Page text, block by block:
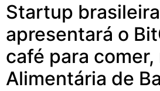
Startup brasileira
apresentará o
café para comer,
Alimentária de